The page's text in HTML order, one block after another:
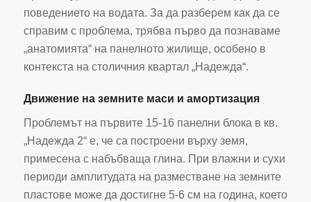
поведението на водата. За да разберем как да се
справим с проблема, трябва първо да познаваме
„анатомията“ на панелното жилище, особено в
контекста на столичния квартал „Надежда“.
Движение на земните маси и амортизация
Проблемът на първите 15-16 панелни блока в кв.
„Надежда 2“ е, че са построени върху земя,
примесена с набъбваща глина. При влажни и сухи
периоди амплитудата на разместване на земните
пластове може да достигне 5-6 см на година, което